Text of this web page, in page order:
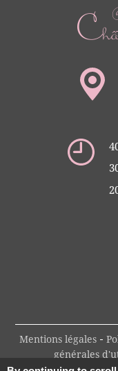
Mentions légales -
générales